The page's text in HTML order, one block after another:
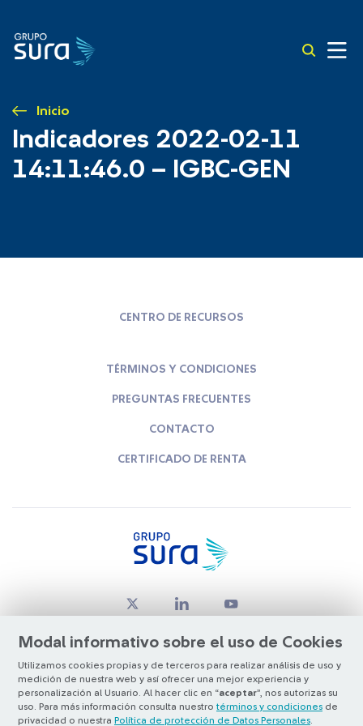
Inicio
Indicadores 2022-02-11
14:11:46.0 – IGBC-GEN
Modal informativo sobre el uso de Cookies
Utilizamos cookies propias y de terceros para realizar análisis de uso y
medición de nuestra web y así ofrecer una mejor experiencia y
personalización al Usuario. Al hacer clic en “aceptar”, nos autorizas su
uso. Para más información consulta nuestro términos y condiciones de
privacidad o nuestra Política de protección de Datos Personales
CENTRO DE RECURSOS
TÉRMINOS Y CONDICIONES
PREGUNTAS FRECUENTES
CONTACTO
CERTIFICADO DE RENTA
© Copyright Grupo SURA 2026